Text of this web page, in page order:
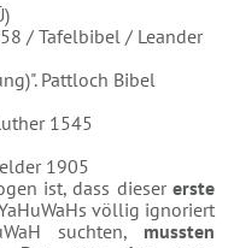
/ Tafelbibel / Leander
Pattloch Bibel
1545
1905
ist, dass dieser erste
völlig ignoriert
suchten, mussten